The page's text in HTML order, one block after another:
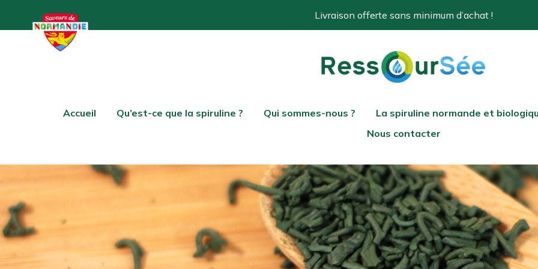
Livraison offerte sans minimum d’achat !
Accueil Qu’est-ce que la spiruline ? Qui sommes-nous ? La spiruline normande et
Nous contacter